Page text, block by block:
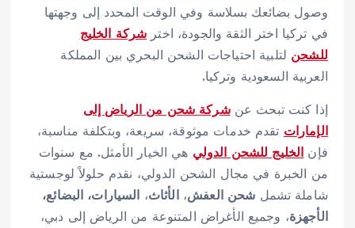
وصول بضائعك بسلاسة وفي الوقت المحدد إلى وجهتها
في تركيا اختر الثقة والجودة، اختر شركة الخليج
للشحن لتلبية احتياجات الشحن البحري بين المملكة
العربية السعودية وتركيا.
إذا كنت تبحث عنشركة شحن من الرياض إلى
الإمارات تقدم خدمات موثوقة، سريعة، وبتكلفة مناسبة،
فإن الخليج للشحن الدولي هي الخيار الأمثل. مع سنوات
من الخبرة في مجال الشحن الدولي، نقدم حلولاً لوجستية
شاملة تشمل شحن العفش،الأثاث، السيارات، البضائع،
الأجهزة، وجميع الأغراض المتنوعة من الرياض إلى دبي،